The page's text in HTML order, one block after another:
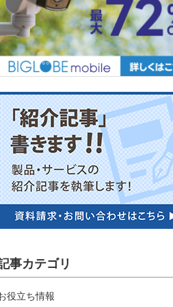
事カテゴリ
役立ち情報